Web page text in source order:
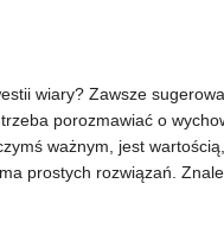
wiary? Zawsze
porozmawiać o
ważnym, jest
prostych rozwiązań.